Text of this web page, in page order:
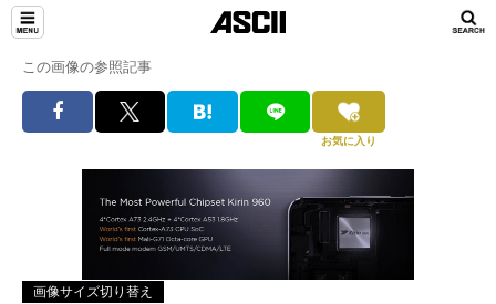
この画像の参照記事
お気に入り
画像サイズ切り替え